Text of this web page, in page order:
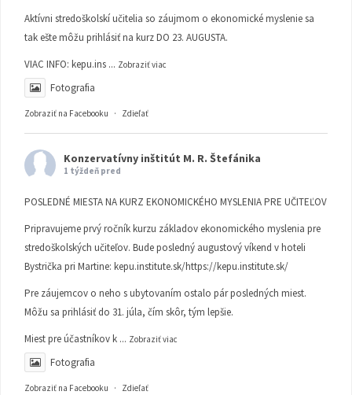
Aktívni stredoškolskí učitelia so záujmom o ekonomické myslenie sa
tak ešte môžu prihlásiť na kurz DO 23. AUGUSTA.
VIAC INFO: kepu.ins ... Zobraziť viac
Fotografia
Zobraziť na Facebooku · Zdieľať
Konzervatívny inštitút M. R. Štefánika
1 týždeň pred
POSLEDNÉ MIESTA NA KURZ EKONOMICKÉHO MYSLENIA PRE UČITEĽOV
Pripravujeme prvý ročník kurzu základov ekonomického myslenia pre
stredoškolských učiteľov. Bude posledný augustový víkend v hoteli
Bystrička pri Martine: kepu.institute.sk/https://kepu.institute.sk/
Pre záujemcov o neho s ubytovaním ostalo pár posledných miest.
Môžu sa prihlásiť do 31. júla, čím skôr, tým lepšie.
Miest pre účastníkov k ... Zobraziť viac
Fotografia
Zobraziť na Facebooku · Zdieľať